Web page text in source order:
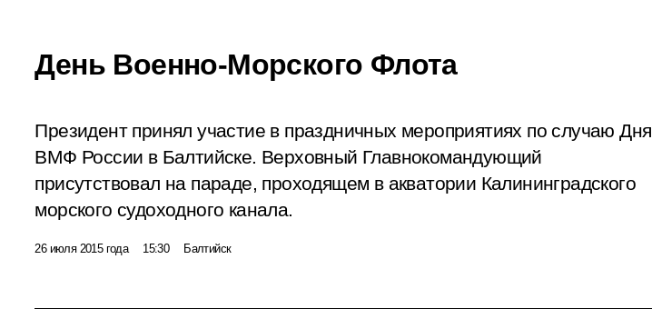
День Военно-Морского Флота
Президент принял участие в праздничных мероприятиях по случаю Дня
ВМФ России в Балтийске. Верховный Главнокомандующий
присутствовал на параде, проходящем в акватории Калининградского
морского судоходного канала.
26 июля 2015 года 15:30 Балтийск